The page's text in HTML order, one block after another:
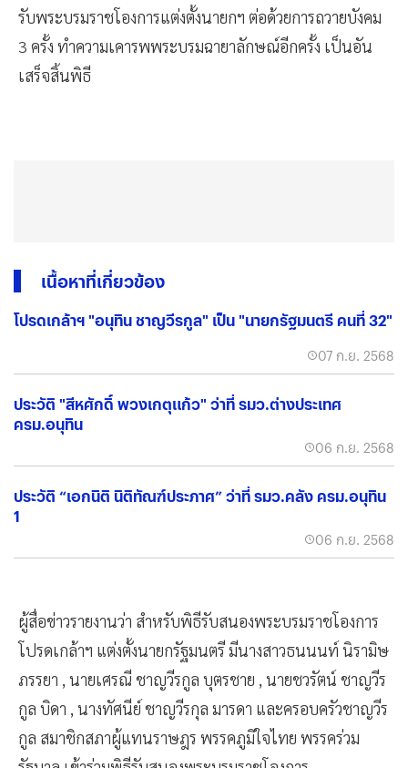
รับพระบรมราชโองการแต่งตั้งนายกฯ ต่อด้วยการถวายบังคม
3 ครั้ง ทำความเคารพพระบรมฉายาลักษณ์อีกครั้ง เป็นอัน
เสร็จสิ้นพิธี
เนื้อหาที่เกี่ยวข้อง
โปรดเกล้าฯ "อนุทิน ชาญวีรกูล" เป็น "นายกรัฐมนตรี คนที่ 32"
07 ก.ย. 2568
ประวัติ "สีหศักดิ์ พวงเกตุแก้ว" ว่าที่ รมว.ต่างประเทศ
ครม.อนุทิน
06 ก.ย. 2568
ประวัติ “เอกนิติ นิติทัณฑ์ประภาศ” ว่าที่ รมว.คลัง ครม.อนุทิน
1
06 ก.ย. 2568
ผู้สื่อข่าวรายงานว่า สำหรับพิธีรับสนองพระบรมราชโองการ
โปรดเกล้าฯ แต่งตั้งนายกรัฐมนตรี มีนางสาวธนนนท์ นิรามิษ
ภรรยา , นายเศรณี ชาญวีรกูล บุตรชาย , นายชวรัตน์ ชาญวีร
กูล บิดา , นางทัศนีย์ ชาญวีรกุล มารดา และครอบครัวชาญวีร
กูล สมาชิกสภาผู้แทนราษฎร พรรคภูมิใจไทย พรรคร่วม